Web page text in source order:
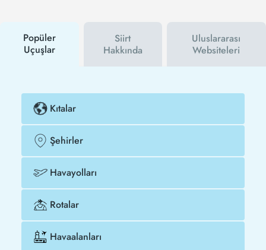
uçak biletinizi çok daha ucuza satın alabilirsiniz.
Popüler
Uçuşlar
Siirt
Hakkında
Uluslararası
Websiteleri
Kıtalar
Şehirler
Havayolları
Rotalar
Havaalanları